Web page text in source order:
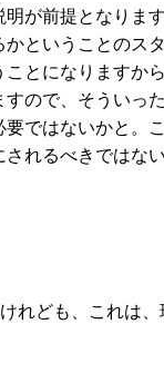
が前提となりま
ということの
とになります
ので、そうい
ではないかと
れるべきではな
ども、これは